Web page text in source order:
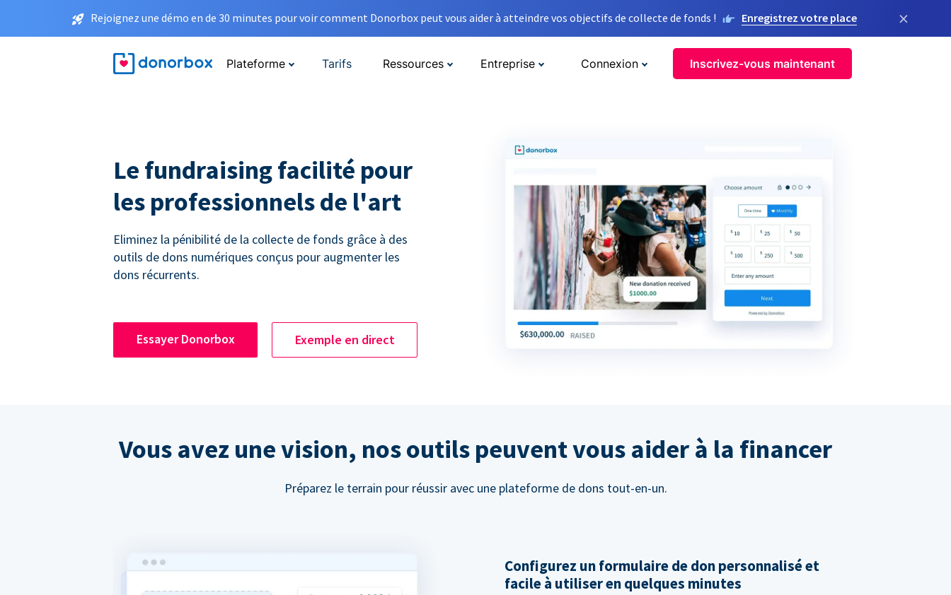
Rejoignez une démo en de 30 minutes pour voir comment Donorbox peut vous aider à atteindre vos objectifs de collecte de fonds ! Enregistrez votre place ×
Plateforme Tarifs Ressources Entreprise Connexion Inscrivez-vous maintenant
Le fundraising facilité pour
les professionnels de l'art
Eliminez la pénibilité de la collecte de fonds grâce à des
outils de dons numériques conçus pour augmenter les
dons récurrents.
Essayer Donorbox Exemple en direct
Vous avez une vision, nos outils peuvent vous aider à la financer
Préparez le terrain pour réussir avec une plateforme de dons tout-en-un.
Configurez un formulaire de don personnalisé et
facile à utiliser en quelques minutes